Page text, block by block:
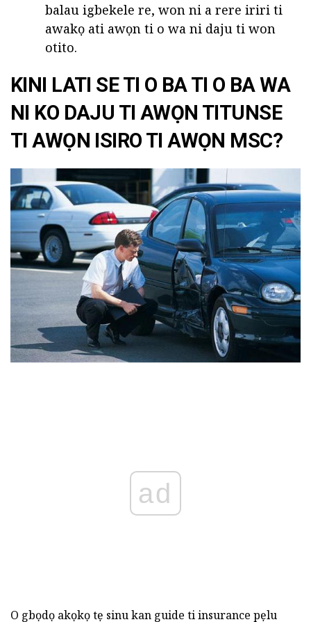
balau igbekele re, won ni a rere iriri ti
awakọ ati awọn ti o wa ni daju ti won
otito.
KINI LATI SE TI O BA TI O BA WA
NI KO DAJU TI AWỌN TITUNSE
TI AWỌN ISIRO TI AWỌN MSC?
ad
O gbọdọ akọkọ tẹ sinu kan guide ti insurance pẹlu